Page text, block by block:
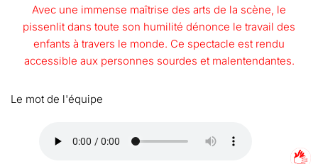
Avec une immense maîtrise des arts de la scène, le
pissenlit dans toute son humilité dénonce le travail des
enfants à travers le monde. Ce spectacle est rendu
accessible aux personnes sourdes et malentendantes.
Le mot de l'équipe